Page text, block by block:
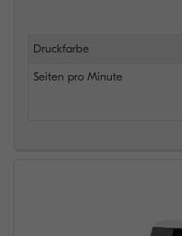
Druckfarbe
Seiten pro Minute